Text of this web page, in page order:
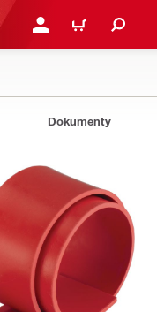
PŘIHLÁSIT NEBO
KOŠÍK
Dokumenty